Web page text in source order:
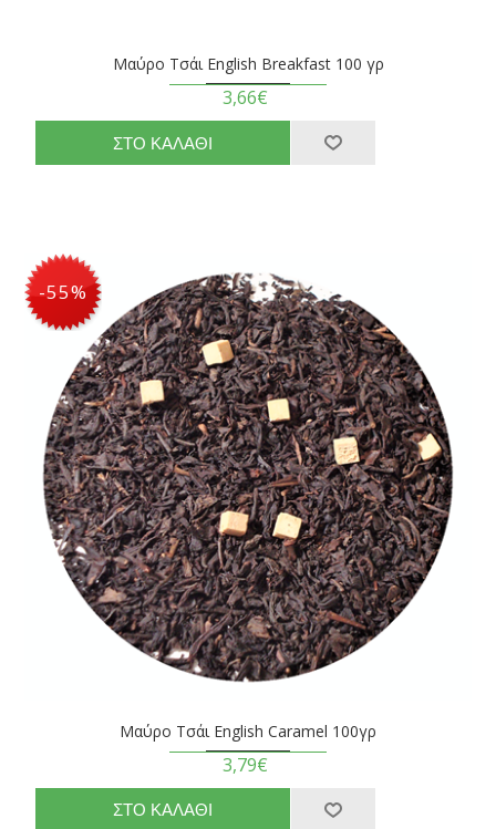
Μαύρο Τσάι English Breakfast 100 γρ
3,66€
-55%
Μαύρο Τσάι English Caramel 100γρ
3,79€